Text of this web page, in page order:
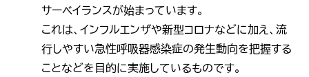
サーベイランスが始まっています。
これは、インフルエンザや新型コロナなどに加え、流
行しやすい急性呼吸器感染症の発生動向を把握する
ことなどを目的に実施しているものです。